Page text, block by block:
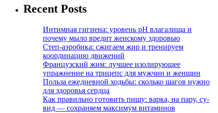
Recent Posts
Интимная гигиена: уровень pH влагалища и
почему мыло вредит женскому здоровью
Степ-аэробика: сжигаем жир и тренируем
координацию движений
Французский жим: лучшее изолирующее
упражнение на трицепс для мужчин и женщин
Польза ежедневной ходьбы: сколько шагов нужно
для здоровья сердца
Как правильно готовить пищу: варка, на пару, су-
вид — сохраняем максимум витаминов